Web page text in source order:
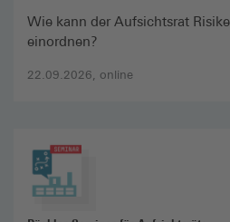
22.09.2026, online
Wie kann der Aufsichtsrat
einordnen?